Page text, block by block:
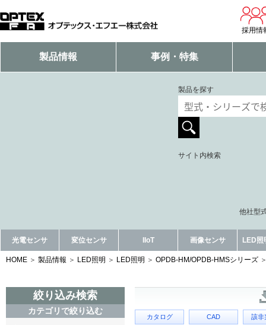
採用情
製品情報 事例・特集
製品を探す
サイト内検索
他社型
光電センサ 変位センサ IIoT 画像センサ LED照
HOME 製品情報 LED照明 LED照明 OPDB-HM/OPDB-HMSシリーズ
絞り込み検索
カテゴリで絞り込む
カタログ CAD 該非